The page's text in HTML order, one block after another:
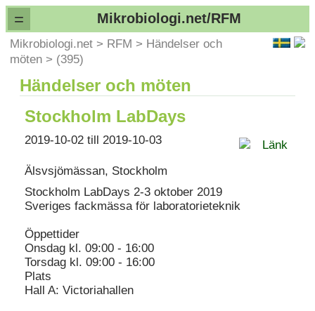
= Mikrobiologi.net/RFM
Mikrobiologi.net > RFM > Händelser och
möten > (395)
Händelser och möten
Stockholm LabDays
Länk
2019-10-02 till 2019-10-03
Älsvsjömässan, Stockholm
Stockholm LabDays 2-3 oktober 2019
Sveriges fackmässa för laboratorieteknik
Öppettider
Onsdag kl. 09:00 - 16:00
Torsdag kl. 09:00 - 16:00
Plats
Hall A: Victoriahallen